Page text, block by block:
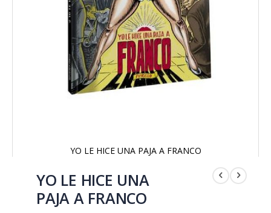
YO LE HICE UNA PAJA A FRANCO
comienzoYO LE HICE UNA
PAJA A FRANCO